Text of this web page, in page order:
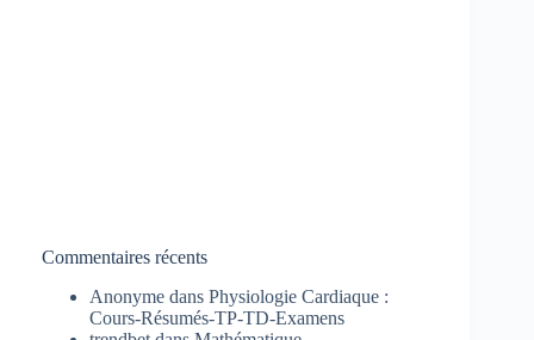
Commentaires récents
Anonyme dans Physiologie Cardiaque :
Cours-Résumés-TP-TD-Examens